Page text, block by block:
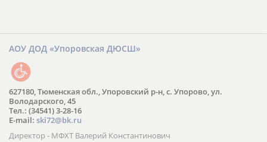
АОУ ДОД «Упоровская ДЮСШ»
627180, Тюменская обл., Упоровский р-н, с. Упорово, ул.
Володарского, 45
Тел.: (34541) 3-28-16
E-mail: ski72@bk.ru
Директор - МФХТ Валерий Константинович